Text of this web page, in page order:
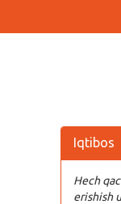
Iqtibos
Hech
erishish